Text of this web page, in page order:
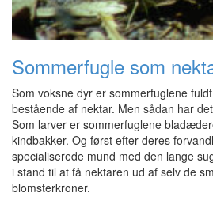
Sommerfugle som
Som voksne dyr er sommerfuglene
bestående af nektar. Men sådan har
Som larver er sommerfuglene
kindbakker. Og først efter deres
specialiserede mund med den lange
i stand til at få nektaren ud af selv de
blomsterkroner.